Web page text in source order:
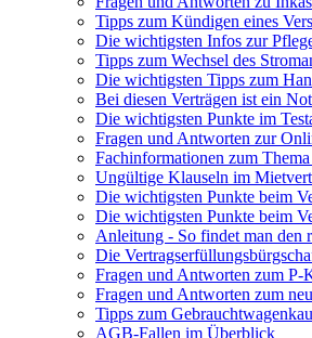
Tipps zum Kündigen eines
Die wichtigsten Infos zur
Tipps zum Wechsel des
Die wichtigsten Tipps zum
Bei diesen Verträgen ist ein
Die wichtigsten Punkte im
Fragen und Antworten zur
Fachinformationen zum
Ungültige Klauseln im
Die wichtigsten Punkte beim
Die wichtigsten Punkte beim
Anleitung - So findet man den
Die
Fragen und Antworten zum P-
Fragen und Antworten zum
Tipps zum
AGB-Fallen im Überblick